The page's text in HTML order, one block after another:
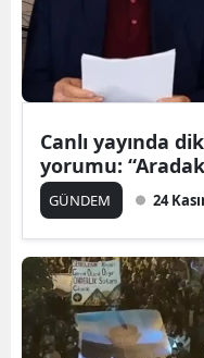
Canlı yayında
yorumu:
GÜNDEM 24